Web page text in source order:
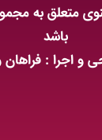
متعلق به
باشد
و اجرا :